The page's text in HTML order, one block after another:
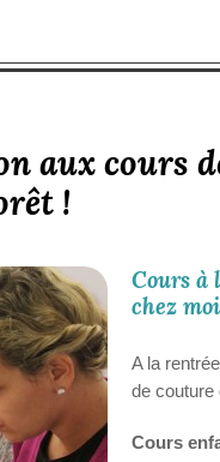
aux cours
!
Cours à
chez
A la
de couture
Cours